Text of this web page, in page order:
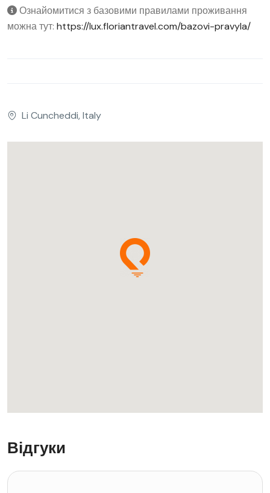
Ознайомитися з базовими правилами проживання
можна тут: https://lux.floriantravel.com/bazovi-pravyla/
Li Cuncheddi, Italy
Відгуки